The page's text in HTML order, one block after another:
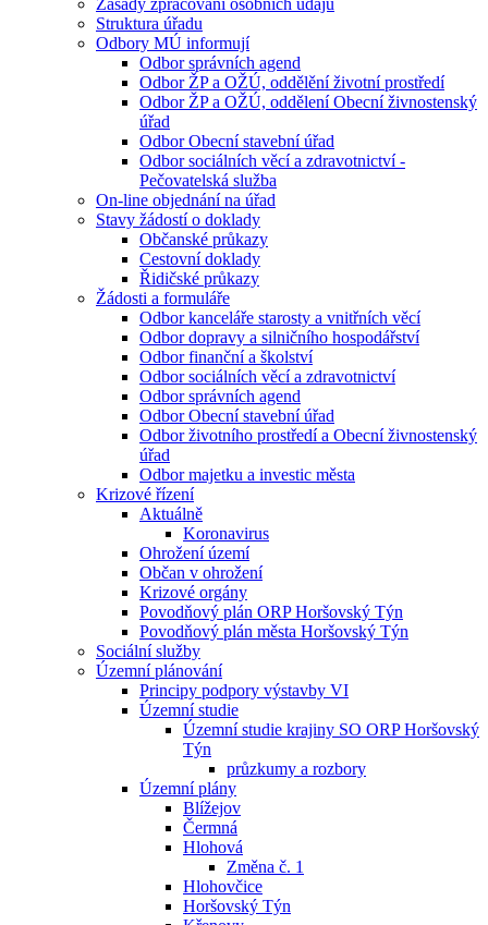
Zásady zpracování osobních údajů
Struktura úřadu
Odbory MÚ informují
Odbor správních agend
Odbor ŽP a OŽÚ, oddělění životní prostředí
Odbor ŽP a OŽÚ, oddělení Obecní živnostenský
úřad
Odbor Obecní stavební úřad
Odbor sociálních věcí a zdravotnictví -
Pečovatelská služba
On-line objednání na úřad
Stavy žádostí o doklady
Občanské průkazy
Cestovní doklady
Řidičské průkazy
Žádosti a formuláře
Odbor kanceláře starosty a vnitřních věcí
Odbor dopravy a silničního hospodářství
Odbor finanční a školství
Odbor sociálních věcí a zdravotnictví
Odbor správních agend
Odbor Obecní stavební úřad
Odbor životního prostředí a Obecní živnostenský
úřad
Odbor majetku a investic města
Krizové řízení
Aktuálně
Koronavirus
Ohrožení území
Občan v ohrožení
Krizové orgány
Povodňový plán ORP Horšovský Týn
Povodňový plán města Horšovský Týn
Sociální služby
Územní plánování
Principy podpory výstavby VI
Územní studie
Územní studie krajiny SO ORP Horšovský
Týn
průzkumy a rozbory
Územní plány
Blížejov
Čermná
Hlohová
Změna č. 1
Hlohovčice
Horšovský Týn